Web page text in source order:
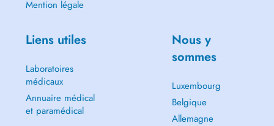
Mention légale
Liens utiles
Laboratoires
médicaux
Annuaire médical
et paramédical
Nous y
sommes
Luxembourg
Belgique
Allemagne